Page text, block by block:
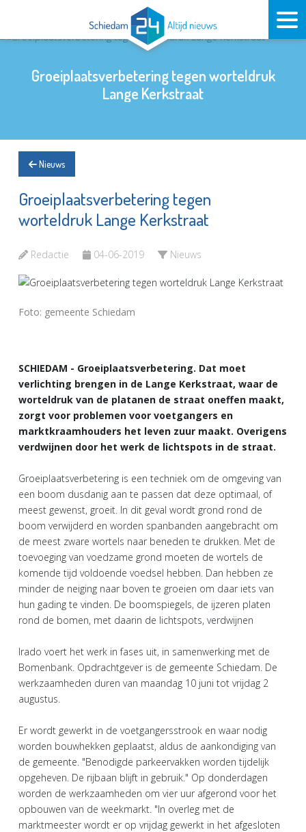
Groeiplaatsverbetering tegen worteldruk
Lange Kerkstraat
Nieuws
Groeiplaatsverbetering tegen
worteldruk Lange Kerkstraat
Redactie 04-06-2019 Nieuws
Foto: gemeente Schiedam
SCHIEDAM - Groeiplaatsverbetering. Dat moet
verlichting brengen in de Lange Kerkstraat, waar de
worteldruk van de platanen de straat oneffen maakt,
zorgt voor problemen voor voetgangers en
marktkraamhouders het leven zuur maakt. Overigens
verdwijnen door het werk de lichtspots in de straat.
Groeiplaatsverbetering is een techniek om de omgeving van
een boom dusdanig aan te passen dat deze optimaal, of
meest gewenst, groeit. In dit geval wordt grond rond de
boom verwijderd en worden spanbanden aangebracht om
de meest zware wortels naar beneden te drukken. Met de
toevoeging van voedzame grond moeten de wortels de
komende tijd voldoende voedsel hebben. Dan hebben ze
minder de neiging naar boven te groeien om daar iets van
hun gading te vinden. De boomspiegels, de ijzeren platen
rond de bomen, met daarin de lichtspots, verdwijnen
Irado voert het werk in fases uit, in samenwerking met de
Bomenbank. Opdrachtgever is de gemeente Schiedam. De
werkzaamheden duren van maandag 10 juni tot vrijdag 2
augustus.
Er wordt gewerkt in de voetgangersstrook en waar nodig
worden bouwhekken geplaatst, aldus de aankondiging van
de gemeente. "Benodigde parkeervakken worden tijdelijk
opgeheven. De rijbaan blijft in gebruik." Op donderdagen
worden de werkzaamheden om vier uur afgerond voor het
opbouwen van de weekmarkt. "In overleg met de
marktmeester wordt er op vrijdag gewerkt in het afgesloten